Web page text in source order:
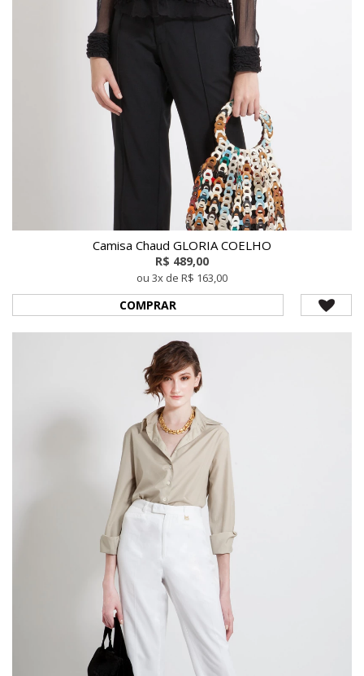
Camisa Chaud GLORIA COELHO
R$ 489,00
ou 3x de R$ 163,00
COMPRAR